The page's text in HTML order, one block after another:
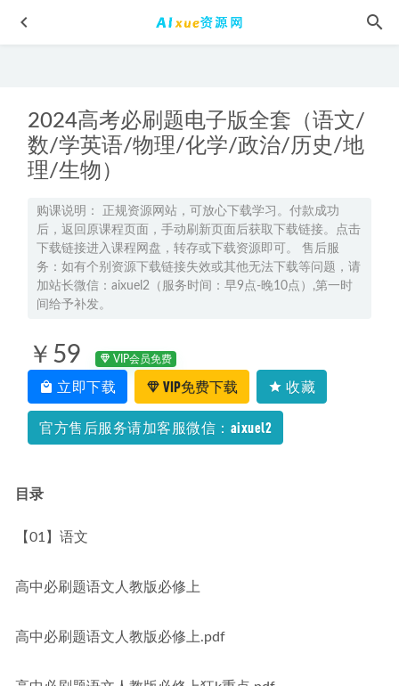
2024高考必刷题电子版全套（语文/
数/学英语/物理/化学/政治/历史/地
理/生物）
购课说明： 正规资源网站，可放心下载学习。付款成功
后，返回原课程页面，手动刷新页面后获取下载链接。点击
下载链接进入课程网盘，转存或下载资源即可。 售后服
务：如有个别资源下载链接失效或其他无法下载等问题，请
加站长微信：aixuel2（服务时间：早9点-晚10点）,第一时
间给予补发。
￥59 VIP会员免费
立即下载 VIP免费下载 收藏
官方售后服务请加客服微信：aixuel2
目录
【01】语文
高中必刷题语文人教版必修上
高中必刷题语文人教版必修上.pdf
车载U盘音乐陈楚生无损歌曲合集百度网盘打包下载 2023-05-
19
2023高中地理教程【王群】高三地理a班视频教程+讲义（暑
假班） 2022-08-14
【鸽子飞过天空】 百度网盘下载，txt免费下载
+秋季班+知识视频） 2024-01-28
2025赵礼显高三数学一轮复习秋季班网课教程 2024-09-15